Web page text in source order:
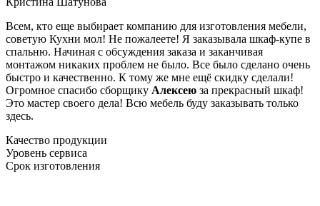
Всем, кто еще выбирает компанию для изготовления мебели,
советую Кухни мол! Не пожалеете! Я заказывала шкаф-купе в
спальню. Начиная с обсуждения заказа и заканчивая
монтажом никаких проблем не было. Все было сделано очень
быстро и качественно. К тому же мне ещё скидку сделали!
Огромное спасибо сборщику Алексею за прекрасный шкаф!
Это мастер своего дела! Всю мебель буду заказывать только
здесь.
Качество продукции
Уровень сервиса
Срок изготовления